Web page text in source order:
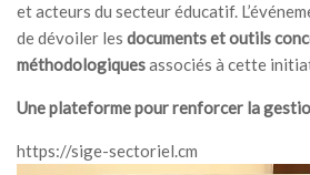
et acteurs du secteur éducatif.
de dévoiler les documents et outils
méthodologiquesassociés à cette
Une plateforme pour renforcer la
https://sige-sectoriel.cm